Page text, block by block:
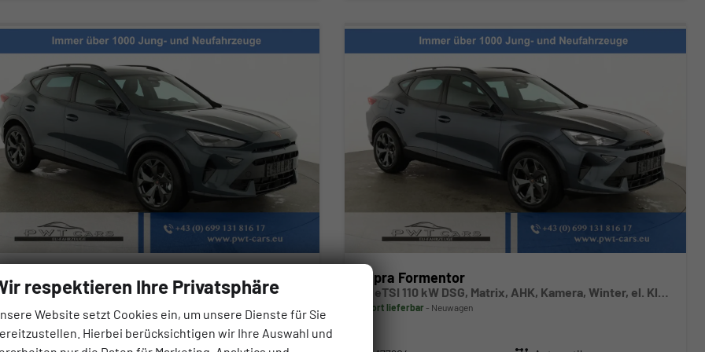
Formentor
Getriebe
Cupra Formentor
1.5 eTSI 110 kW DSG, Matrix, AHK, Kamera, Winter, el. Klappe, 5 J.-Garantie
sofort lieferbar Neuwagen
Getriebe
respektieren Ihre Privatsphäre
Website setzt Cookies ein, um unsere Dienste für Sie
Hierbei berücksichtigen wir Ihre Auswahl und